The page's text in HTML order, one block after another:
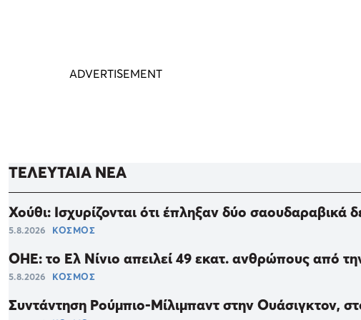
ΤΕΛΕΥΤΑΙΑ ΝΕΑ
Χούθι: Ισχυρίζονται ότι έπληξαν δύο σαουδαραβικά
5.8.2026 ΚΟΣΜΟΣ
ΟΗΕ: το Ελ Νίνιο απειλεί 49 εκατ. ανθρώπους από
5.8.2026 ΚΟΣΜΟΣ
Συντάντηση Ρούμπιο-Μίλιμπαντ στην Ουάσιγκτον,